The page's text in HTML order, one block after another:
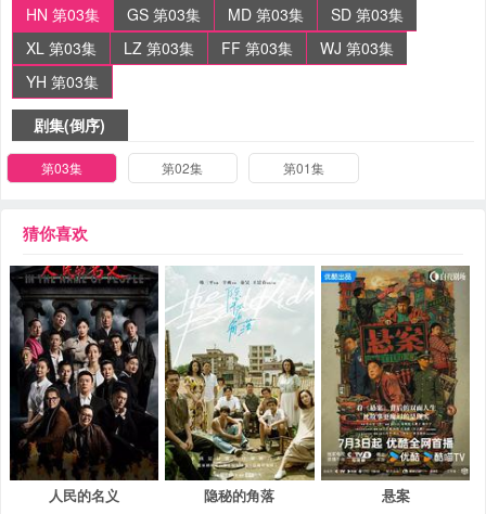
HN 第03集
GS 第03集 MD 第03集
SD 第03集
XL 第03集
LZ 第03集 FF 第03集
WJ 第03集
YH 第03集
剧集(倒序)
第03集 第02集 第01集
猜你喜欢
人民的名义 隐秘的角落 悬案